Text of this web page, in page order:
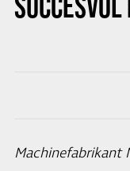
Machinefabrikant